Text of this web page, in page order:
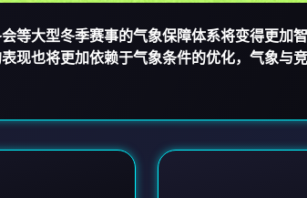
等大型冬季赛事的气象保障体系将变得更加
现也将更加依赖于气象条件的优化，气象与